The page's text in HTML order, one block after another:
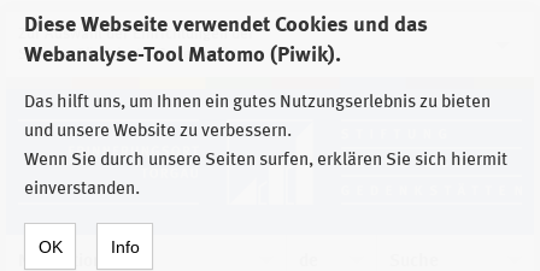
Diese Webseite verwendet Cookies und das
Webanalyse-Tool Matomo (Piwik).
Das hilft uns, um Ihnen ein gutes Nutzungserlebnis zu bieten
und unsere Website zu verbessern.
Wenn Sie durch unsere Seiten surfen, erklären Sie sich hiermit
einverstanden.
OK Info
Zur Auswahl der Einrichtungen der
Stiftung Sächsische Gedenkstätten